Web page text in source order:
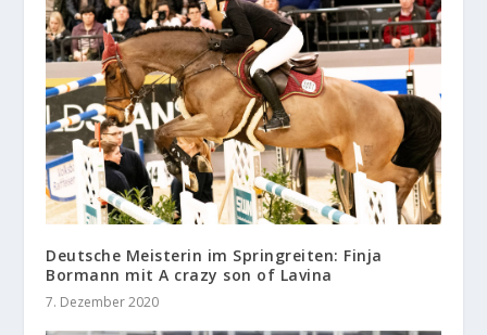
Deutsche Meisterin im Springreiten: Finja
Bormann mit A crazy son of Lavina
7. Dezember 2020